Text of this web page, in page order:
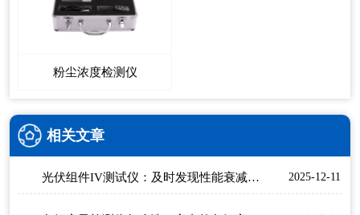
粉尘浓度检测仪
相关文章
光伏组件IV测试仪：及时发现性能衰减、故障等问题 2025-12-11